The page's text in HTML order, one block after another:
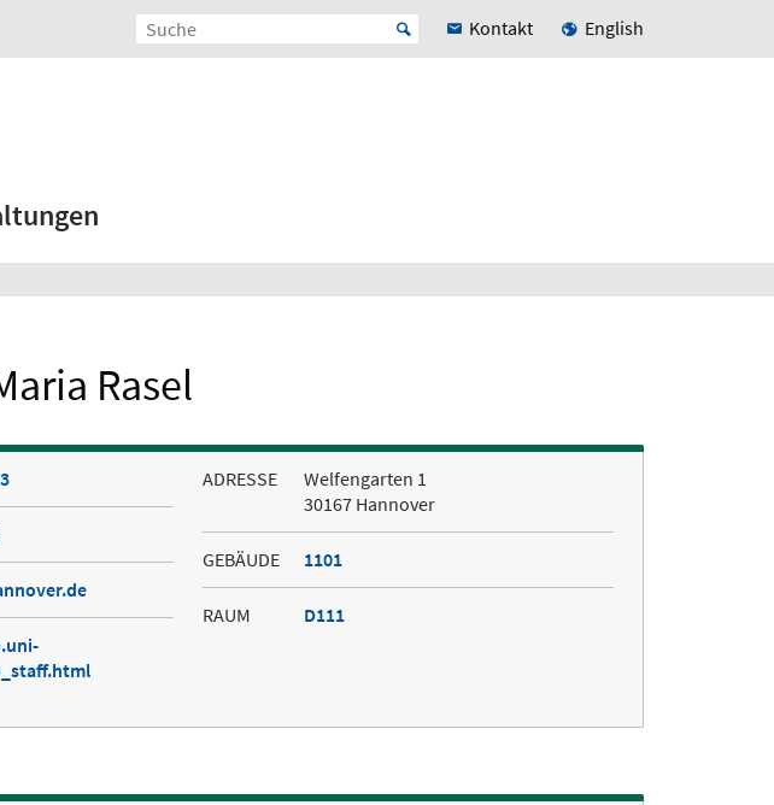
Kontakt English
Rasel
ADRESSE
Welfengarten 1
30167 Hannover
GEBÄUDE 1101
RAUM D111